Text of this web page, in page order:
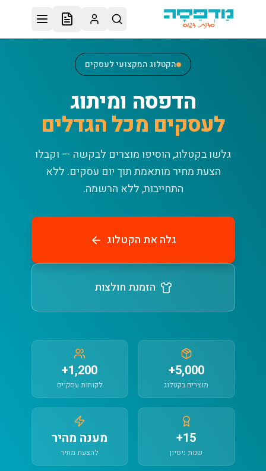
דלג לתוכן הראשי
הקטלוג המקצועי לעסקים
הדפסה ומיתוג
לעסקים מכל הגדלים
גלשו בקטלוג, הוסיפו מוצרים לבקשה — וקבלו
הצעת מחיר מותאמת תוך יום עסקים. ללא
התחייבות, ללא הרשמה.
גלה את הקטלוג
הזמנת חולצות
5,000+
מוצרים בקטלוג
1,200+
לקוחות עסקיים
15+
שנות ניסיון
מענה מהיר
להצעת מחיר